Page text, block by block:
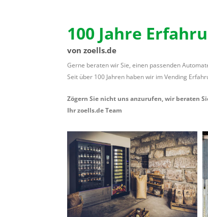
100 Jahre
von zoells.de
Gerne beraten wir Sie, einen passenden
Seit über 100 Jahren haben wir im Vending
Zögern Sie nicht uns anzurufen, wir beraten
Ihr zoells.de Team